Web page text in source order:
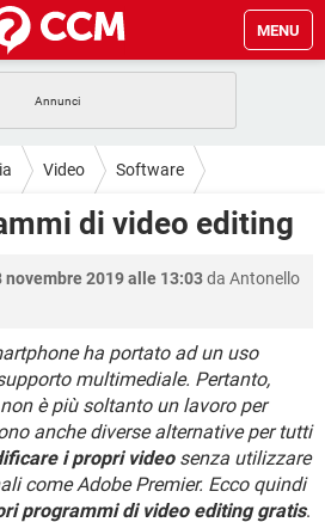
MENU
ANDROID
WINDOWS 10
GAMING
ANDROID
WINDOWS 10
FACEBOOK
WHATSAPP
FACEBOOK
ANDROID
WINDOWS 10
WHATSAPP
FACEBOOK
GAMING
ANDROID
WINDOWS 10
WHATSAPP
Video Software
di video editing
novembre 2019 alle 13:03da Antonello
ha portato ad un uso
multimediale. Pertanto,
è più soltanto un lavoro per
anche diverse alternative per tutti
i propri videosenza utilizzare
come Adobe Premier. Ecco quindi
programmi di video editing gratis.